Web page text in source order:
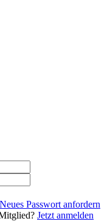
Neues Passwort anfordern
Jetzt anmelden